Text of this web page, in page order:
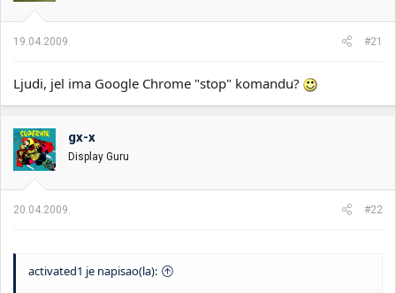
19.04.2009. #21
Ljudi, jel ima Google Chrome "stop" komandu?
gx-x
Display Guru
20.04.2009. #22
activated1 je napisao(la):